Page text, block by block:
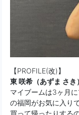
【PROFILE(改)】
東 咲希（あずま さき）
マイブームは3ヶ月
の福岡がお気に入り
買って帰ったりする